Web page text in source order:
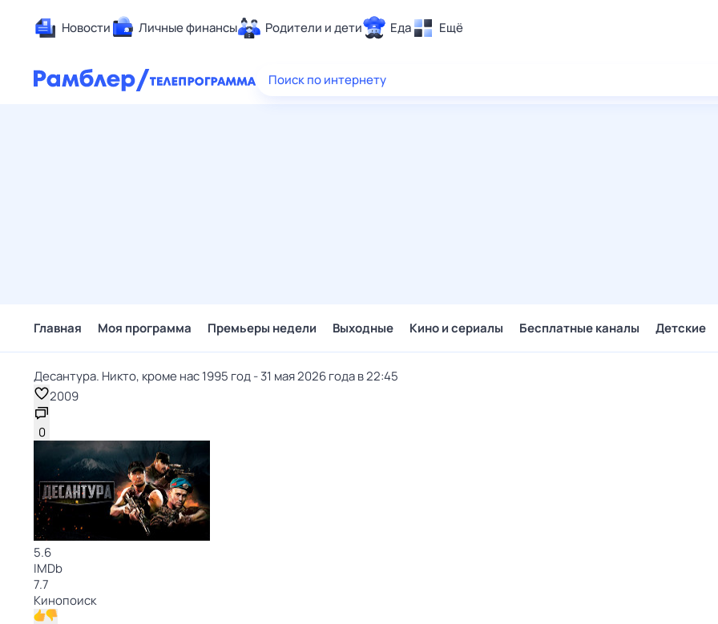
Новости Личные финансы Родители и дети Еда Ещё
Здоровье
Поиск по интернету
Главная Моя программа Премьеры недели Выходные Кино и сериалы Бесплатные каналы Детские
Десантура. Никто, кроме нас 1995 год - 31 мая 2026 года в 22:45
2009
0
5.6
IMDb
7.7
Кинопоиск